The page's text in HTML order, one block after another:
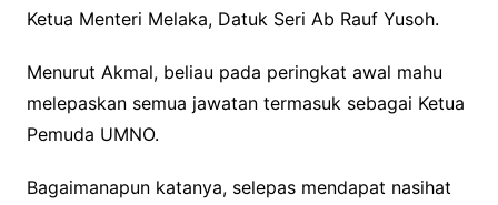
Ketua Menteri Melaka, Datuk Seri Ab Rauf Yusoh.
Menurut Akmal, beliau pada peringkat awal mahu
melepaskan semua jawatan termasuk sebagai Ketua
Pemuda UMNO.
Bagaimanapun katanya, selepas mendapat nasihat